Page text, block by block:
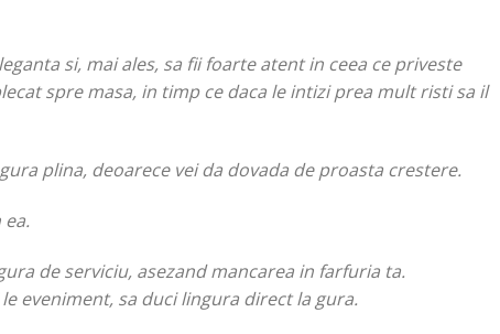
si, mai ales, sa fii foarte atent in ceea ce priveste
spre masa, in timp ce daca le intizi prea mult risti sa il
plina, deoarece vei da dovada de proasta crestere.
de serviciu, asezand mancarea in farfuria ta.
eveniment, sa duci lingura direct la gura.